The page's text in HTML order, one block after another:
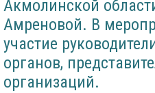
Акмолинской
Амреновой. В
участие
органов,
организаций.